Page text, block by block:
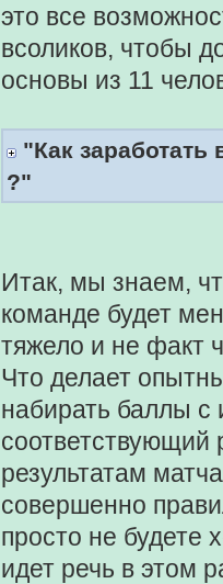
это все
всоликов, чтобы
основы из 11
"Как
?"
Итак, мы знаем,
команде будет
тяжело и не факт
Что делает
набирать баллы с
соответствующий
результатам
совершенно
просто не будете
идет речь в этом